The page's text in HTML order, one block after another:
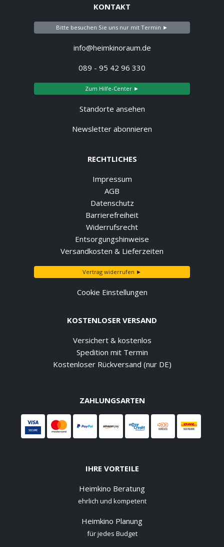
KONTAKT
Bitte besuchen Sie uns nur mit Termin ►
info@heimkinoraum.de
089 - 95 42 96 330
Zum Hilfe-Center ►
Standorte ansehen
Newsletter abonnieren
RECHTLICHES
Impressum
AGB
Datenschutz
Barrierefreiheit
Widerrufsrecht
Entsorgungshinweise
Versandkosten & Lieferzeiten
Vertrag widerrufen ►
Cookie Einstellungen
KOSTENLOSER VERSAND
Versichert & kostenlos
Spedition mit Termin
Kostenloser Rückversand (nur DE)
ZAHLUNGSARTEN
IHRE VORTEILE
Heimkino Beratung
ehrlich und kompetent
Heimkino Planung
für jedes Budget